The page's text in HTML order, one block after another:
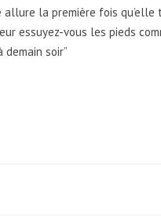
la première fois qu’elle
essuyez-vous les pieds
demain soir”